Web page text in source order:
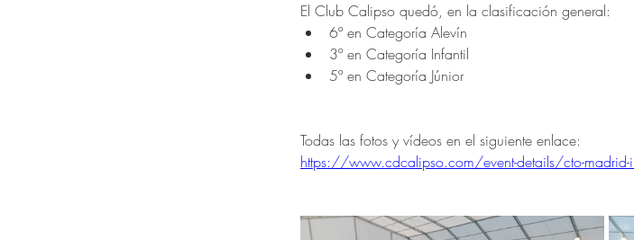
El Club Calipso quedó, en la clasificación general:
6º en Categoría Alevín
3º en Categoría Infantil
5º en Categoría Júnior
Todas las fotos y vídeos en el siguiente enlace:
https://www.cdcalipso.com/event-details/cto-madrid-